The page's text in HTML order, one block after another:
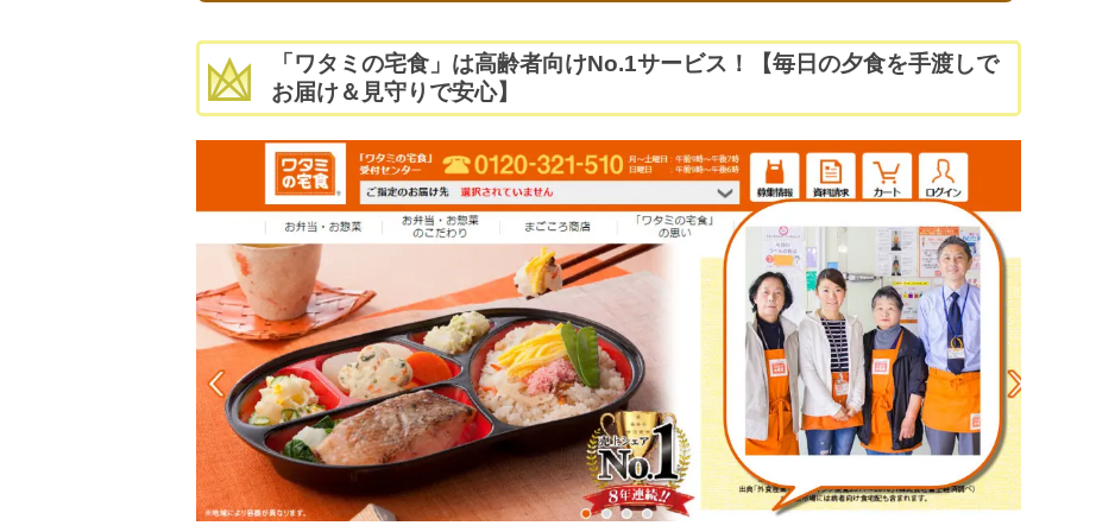
「ワタミの宅食」は高齢者向けNo.1サービス！【毎日の夕食を手渡しで
お届け＆見守りで安心】